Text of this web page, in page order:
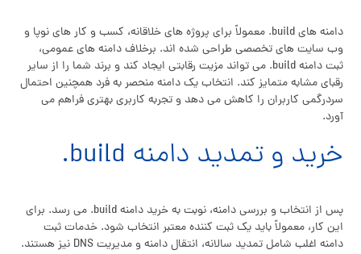
دامنه های build. معمولاً برای پروژه های خلاقانه، کسب و کار های نوپا و
وب سایت های تخصصی طراحی شده اند. برخلاف دامنه های عمومی،
ثبت دامنه build. می تواند مزیت رقابتی ایجاد کند و برند شما را از سایر
رقبای مشابه متمایز کند. انتخاب یک دامنه منحصر به فرد همچنین احتمال
سردرگمی کاربران را کاهش می دهد و تجربه کاربری بهتری فراهم می
آورد.
خرید و تمدید دامنه build.
پس از انتخاب و بررسی دامنه، نوبت به خرید دامنه build. می رسد. برای
این کار، معمولاً باید یک ثبت کننده معتبر انتخاب شود. خدمات ثبت
دامنه اغلب شامل تمدید سالانه، انتقال دامنه و مدیریت DNS نیز هستند.